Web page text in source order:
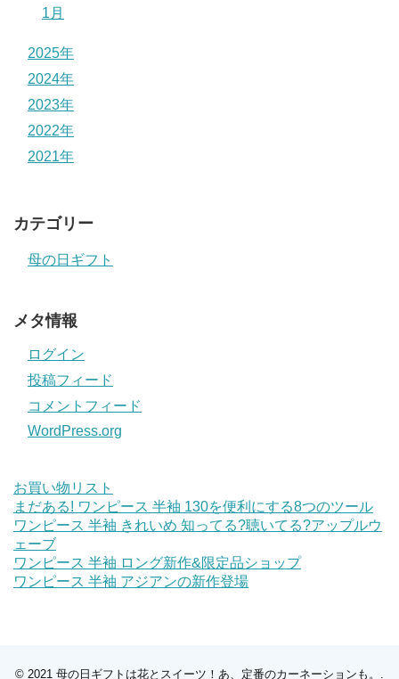
1月
2025年
2024年
2023年
2022年
2021年
カテゴリー
母の日ギフト
メタ情報
ログイン
投稿フィード
コメントフィード
WordPress.org
お買い物リスト
まだある! ワンピース 半袖 130を便利にする8つのツール
ワンピース 半袖 きれいめ 知ってる?聴いてる?アップルウ
ェーブ
ワンピース 半袖 ロング新作&限定品ショップ
ワンピース 半袖 アジアンの新作登場
© 2021 母の日ギフトは花とスイーツ！あ、定番のカーネーションも。